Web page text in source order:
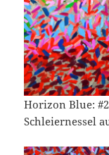
Horizon Blue:
Schleiernessel